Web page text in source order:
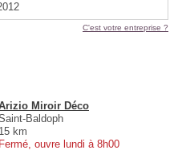
C'est votre entreprise ?
Miroir Déco
Baldoph
15 km
Fermé, ouvre lundi à 8h00